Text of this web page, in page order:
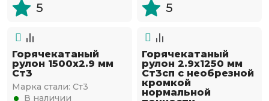
5 5
Горячекатаный
рулон 1500х2.9 мм
Ст3
Марка стали: Ст3
В наличии
Горячекатаный
рулон 2.9х1250 мм
Ст3сп с необрезной
кромкой
нормальной